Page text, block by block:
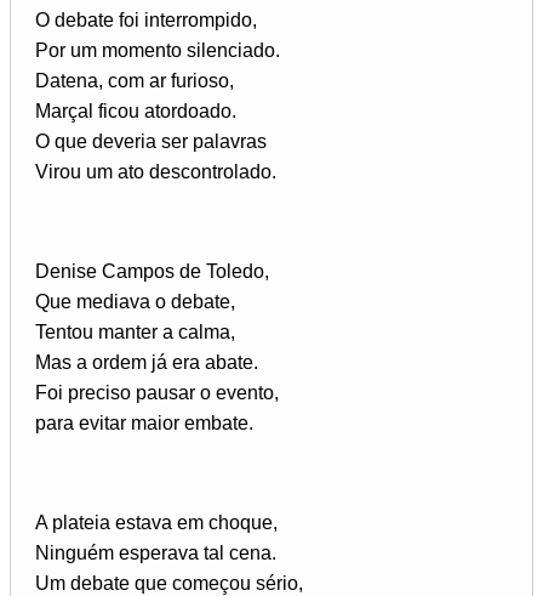
O debate foi interrompido,
Por um momento silenciado.
Datena, com ar furioso,
Marçal ficou atordoado.
O que deveria ser palavras
Virou um ato descontrolado.
Denise Campos de Toledo,
Que mediava o debate,
Tentou manter a calma,
Mas a ordem já era abate.
Foi preciso pausar o evento,
para evitar maior embate.
A plateia estava em choque,
Ninguém esperava tal cena.
Um debate que começou sério,